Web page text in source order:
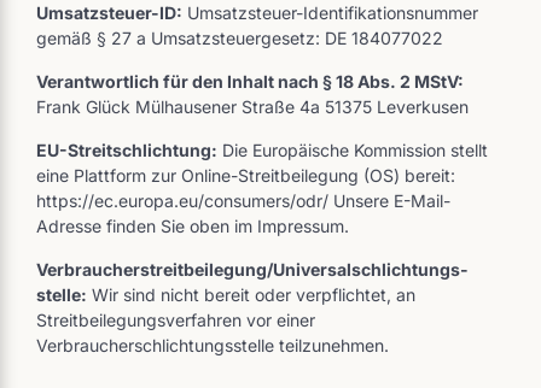
Umsatzsteuer-ID: Umsatzsteuer-Identifikationsnummer
gemäß § 27 a Umsatzsteuergesetz: DE 184077022
Verantwortlich für den Inhalt nach § 18 Abs. 2 MStV:
Frank Glück Mülhausener Straße 4a 51375 Leverkusen
EU-Streitschlichtung: Die Europäische Kommission stellt
eine Plattform zur Online-Streitbeilegung (OS) bereit:
https://ec.europa.eu/consumers/odr/ Unsere E-Mail-
Adresse finden Sie oben im Impressum.
Verbraucher­streit­beilegung/Universal­schlichtungs­
stelle: Wir sind nicht bereit oder verpflichtet, an
Streitbeilegungsverfahren vor einer
Verbraucherschlichtungsstelle teilzunehmen.